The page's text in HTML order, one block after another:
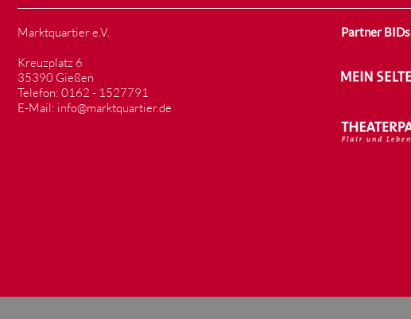
Marktquartier e.V.
Kreuzplatz 6
35390 Gießen
Telefon: 0162 - 1527791
E-Mail: info@marktquartier.de
Partner BIDs